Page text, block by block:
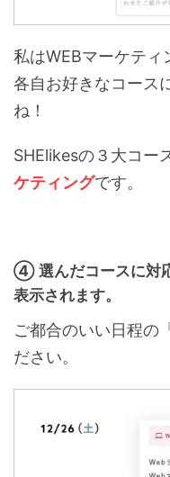
私はWEBマーケティ
各自お好きなコース
ね！
SHElikesの３大コー
ケティングです。
④ 選んだコースに対
表示されます。
ご都合のいい日程の
ださい。